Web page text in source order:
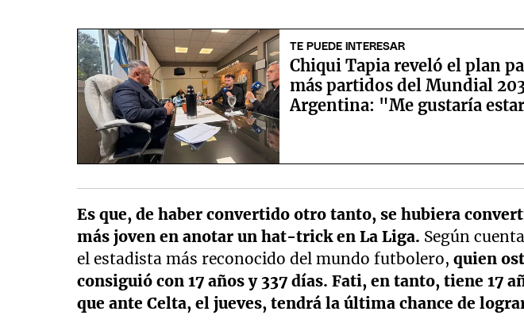
TE PUEDE INTERESAR
Chiqui Tapia reveló el plan
más partidos del Mundial
Argentina: "Me gustaría
Es que, de haber convertido otro tanto, se hubiera
más joven en anotar un hat-trick en La Liga. Según
el estadista más reconocido del mundo futbolero,quien
consiguió con 17 años y 337 días. Fati, en tanto, tiene 17
que ante Celta, el jueves, tendrá la última chance de